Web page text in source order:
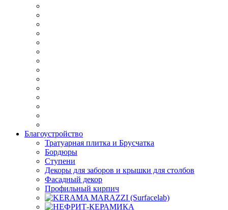
Благоустройство
Тратуарная плитка и Брусчатка
Бордюры
Ступени
Декоры для заборов и крышки для столбов
Фасадный декор
Профильный кирпич